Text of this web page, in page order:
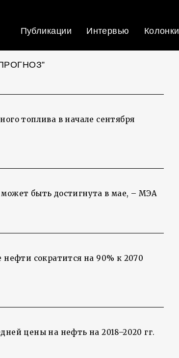
Публикации Интервью Колонки
топлива в начале сентября
быть достигнута в мае, – МЭА
нефти сократится на 90% к 2070
цены на нефть на 2018–2020 гг.